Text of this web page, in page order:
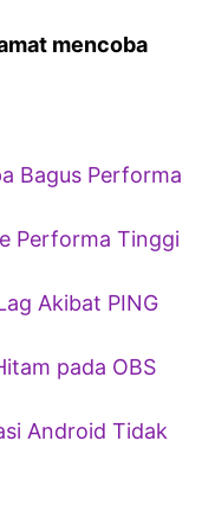
mencoba
Bagus Performa
Performa Tinggi
Akibat PING
pada OBS
Android Tidak